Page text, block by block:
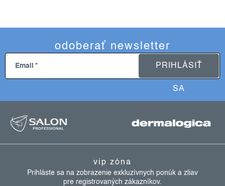
odoberať newsletter
Email PRIHLÁSIŤ
SA
vip zóna
Prihláste sa na zobrazenie exkluzívnych ponúk a zliav
pre registrovaných zákazníkov.